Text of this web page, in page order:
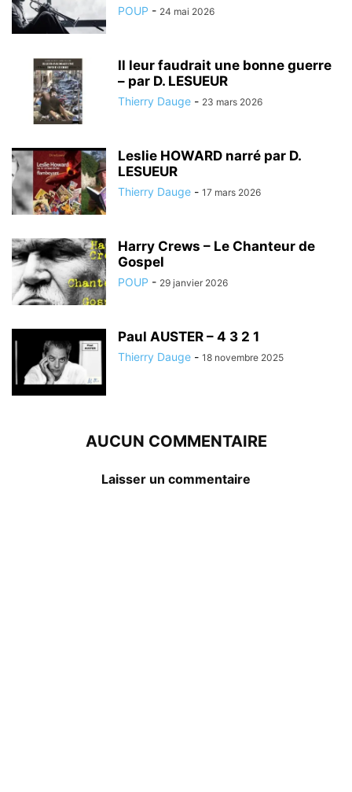
POUP - 24 mai 2026
Il leur faudrait une bonne guerre
– par D. LESUEUR
Thierry Dauge - 23 mars 2026
Leslie HOWARD narré par D.
LESUEUR
Thierry Dauge - 17 mars 2026
Harry Crews – Le Chanteur de
Gospel
POUP - 29 janvier 2026
Paul AUSTER – 4 3 2 1
Thierry Dauge - 18 novembre 2025
AUCUN COMMENTAIRE
Laisser un commentaire